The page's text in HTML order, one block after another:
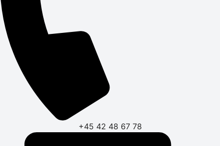
+45 42 48 67 78